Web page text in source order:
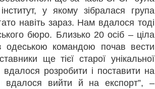
у якому зібралася група
навіть зараз. Нам вдалося тоді
бюро. Близько 20 осіб – ціла
одеською командою почав вести
ще тієї старої унікальної
розробити і поставити на
вдалося вийти й на експорт”, –